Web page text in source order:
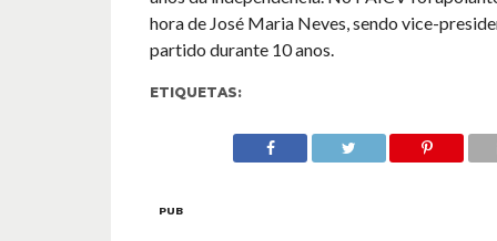
hora de José Maria Neves, sendo vice-
partido durante 10 anos.
ETIQUETAS:
PUB